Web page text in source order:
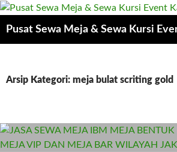
Arsip Kategori: meja bulat scriting gold